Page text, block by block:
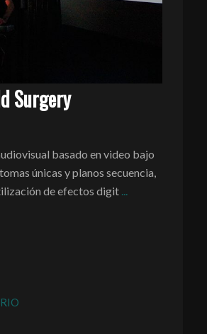
Surgery
basado en video bajo
únicas y planos secuencia,
de efectos digit